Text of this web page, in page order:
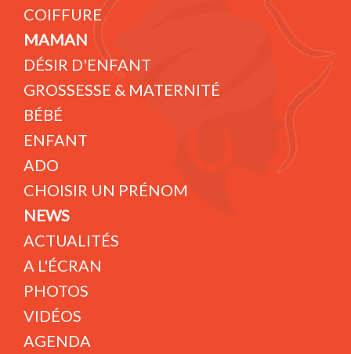
COIFFURE
MAMAN
DÉSIR D'ENFANT
GROSSESSE & MATERNITÉ
BÉBÉ
ENFANT
ADO
CHOISIR UN PRÉNOM
NEWS
ACTUALITÉS
A L'ÉCRAN
PHOTOS
VIDÉOS
AGENDA